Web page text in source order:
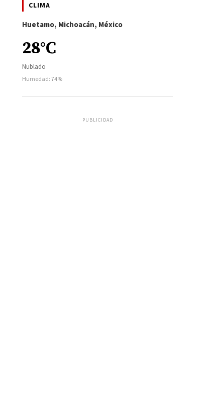
CLIMA
Huetamo, Michoacán, México
28°C
Nublado
Humedad: 74%
PUBLICIDAD